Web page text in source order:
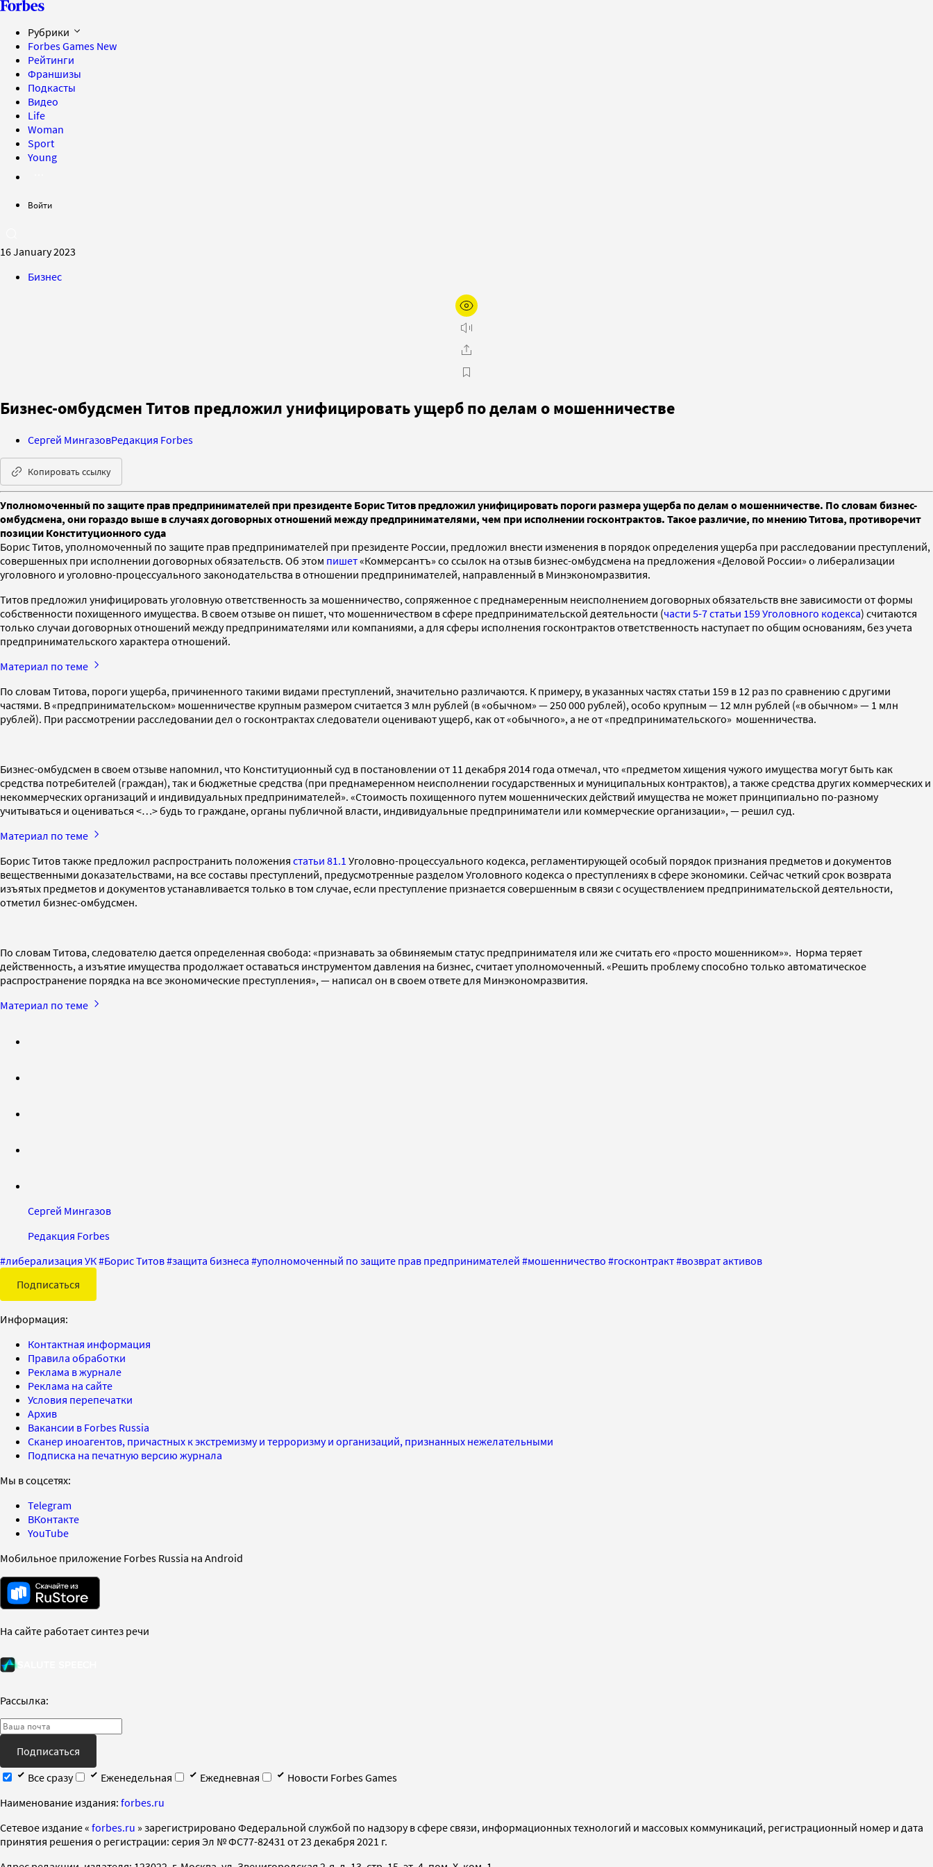
Рубрики
Forbes Games New
Рейтинги
Франшизы
Подкасты
Видео
Life
Woman
Sport
Young
Войти
16 January 2023
Бизнес
Бизнес-омбудсмен Титов предложил унифицировать ущерб по делам о мошенничестве
Сергей МингазовРедакция Forbes
Копировать ссылку
Уполномоченный по защите прав предпринимателей при президенте Борис Титов предложил унифицировать пороги размера ущерба по делам о мошенничестве. По словам бизнес-
омбудсмена, они гораздо выше в случаях договорных отношений между предпринимателями, чем при исполнении госконтрактов. Такое различие, по мнению Титова, противоречит
позиции Конституционного суда
Борис Титов, уполномоченный по защите прав предпринимателей при президенте России, предложил внести изменения в порядок определения ущерба при расследовании преступлений,
совершенных при исполнении договорных обязательств. Об этом пишет«Коммерсантъ» со ссылок на отзыв бизнес-омбудсмена на предложения «Деловой России» о либерализации
уголовного и уголовно-процессуального законодательства в отношении предпринимателей, направленный в Минэкономразвития.
Титов предложил унифицировать уголовную ответственность за мошенничество, сопряженное с преднамеренным неисполнением договорных обязательств вне зависимости от формы
собственности похищенного имущества. В своем отзыве он пишет, что мошенничеством в сфере предпринимательской деятельности (части 5-7 статьи 159 Уголовного кодекса) считаются
только случаи договорных отношений между предпринимателями или компаниями, а для сферы исполнения госконтрактов ответственность наступает по общим основаниям, без учета
предпринимательского характера отношений.
Материал по теме
По словам Титова, пороги ущерба, причиненного такими видами преступлений, значительно различаются. К примеру, в указанных частях статьи 159 в 12 раз по сравнению с другими
частями. В «предпринимательском» мошенничестве крупным размером считается 3 млн рублей (в «обычном» — 250 000 рублей), особо крупным — 12 млн рублей («в обычном» — 1 млн
рублей). При рассмотрении расследовании дел о госконтрактах следователи оценивают ущерб, как от «обычного», а не от «предпринимательского» мошенничества.
Бизнес-омбудсмен в своем отзыве напомнил, что Конституционный суд в постановлении от 11 декабря 2014 года отмечал, что «предметом хищения чужого имущества могут быть как
средства потребителей (граждан), так и бюджетные средства (при преднамеренном неисполнении государственных и муниципальных контрактов), а также средства других коммерческих и
некоммерческих организаций и индивидуальных предпринимателей». «Стоимость похищенного путем мошеннических действий имущества не может принципиально по-разному
учитываться и оцениваться <…> будь то граждане, органы публичной власти, индивидуальные предприниматели или коммерческие организации», — решил суд.
Материал по теме
Борис Титов также предложил распространить положения статьи 81.1 Уголовно-процессуального кодекса, регламентирующей особый порядок признания предметов и документов
вещественными доказательствами, на все составы преступлений, предусмотренные разделом Уголовного кодекса о преступлениях в сфере экономики. Сейчас четкий срок возврата
изъятых предметов и документов устанавливается только в том случае, если преступление признается совершенным в связи с осуществлением предпринимательской деятельности,
отметил бизнес-омбудсмен.
По словам Титова, следователю дается определенная свобода: «признавать за обвиняемым статус предпринимателя или же считать его «просто мошенником»». Норма теряет
действенность, а изъятие имущества продолжает оставаться инструментом давления на бизнес, считает уполномоченный. «Решить проблему способно только автоматическое
распространение порядка на все экономические преступления», — написал он в своем ответе для Минэкономразвития.
Материал по теме
Сергей Мингазов
Редакция Forbes
#либерализация УК#Борис Титов#защита бизнеса #уполномоченный по защите прав предпринимателей #мошенничество #госконтракт#возврат активов
Подписаться
Информация:
Контактная информация
Правила обработки
Реклама в журнале
Реклама на сайте
Условия перепечатки
Архив
Вакансии в Forbes Russia
Сканер иноагентов, причастных к экстремизму и терроризму и организаций, признанных нежелательными
Подписка на печатную версию журнала
Мы в соцсетях:
Telegram
ВКонтакте
YouTube
Мобильное приложение Forbes Russia на Android
На сайте работает синтез речи
Рассылка:
Подписаться
Все сразу
Еженедельная Ежедневная
Новости Forbes Games
Наименование издания: forbes.ru
Cетевое издание « forbes.ru » зарегистрировано Федеральной службой по надзору в сфере связи, информационных технологий и массовых коммуникаций, регистрационный номер и дата
принятия решения о регистрации: серия Эл № ФС77-82431 от 23 декабря 2021 г.